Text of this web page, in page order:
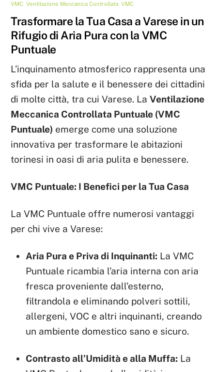
VMC ,Ventilazione Meccanica Controllata ,VMC
Trasformare la Tua Casa a Varese in un
Rifugio di Aria Pura con la VMC
Puntuale
L’inquinamento atmosferico rappresenta una
sfida per la salute e il benessere dei cittadini
di molte città, tra cui Varese. LaVentilazione
Meccanica Controllata Puntuale (VMC
Puntuale) emerge come una soluzione
innovativa per trasformare le abitazioni
torinesi in oasi di aria pulita e benessere.
VMC Puntuale: I Benefici per la Tua Casa
La VMC Puntuale offre numerosi vantaggi
per chi vive a Varese:
Aria Pura e Priva di Inquinanti: La VMC
Puntuale ricambia l’aria interna con aria
fresca proveniente dall’esterno,
filtrandola e eliminando polveri sottili,
allergeni, VOC e altri inquinanti, creando
un ambiente domestico sano e sicuro.
Contrasto all’Umidità e alla Muffa: La